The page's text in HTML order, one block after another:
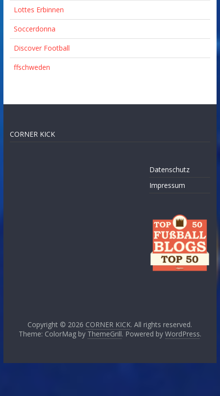
Lottes Erbinnen
Soccerdonna
Discover Football
ffschweden
CORNER KICK
Datenschutz
Impressum
Copyright © 2026 CORNER KICK. All rights reserved.
Theme: ColorMag by ThemeGrill. Powered by WordPress.